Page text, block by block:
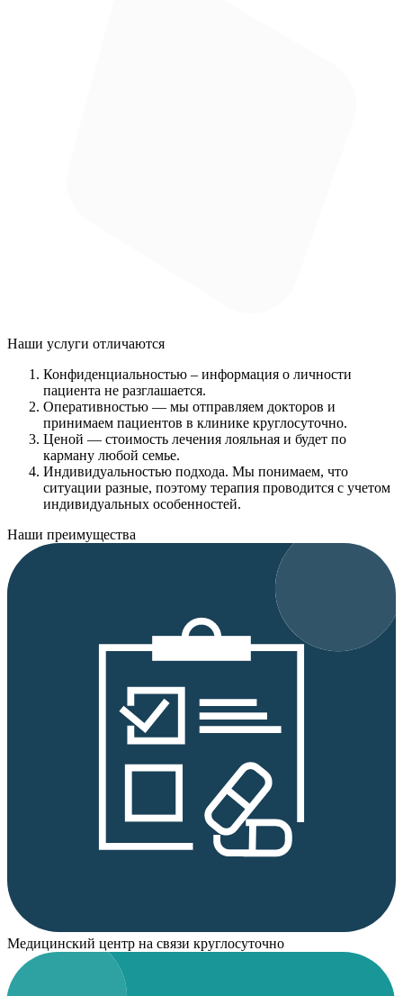
Наши услуги отличаются
Конфиденциальностью – информация о личности
пациента не разглашается.
Оперативностью — мы отправляем докторов и
принимаем пациентов в клинике круглосуточно.
Ценой — стоимость лечения лояльная и будет по
карману любой семье.
Индивидуальностью подхода. Мы понимаем, что
ситуации разные, поэтому терапия проводится с учетом
индивидуальных особенностей.
Наши преимущества
Медицинский центр на связи круглосуточно